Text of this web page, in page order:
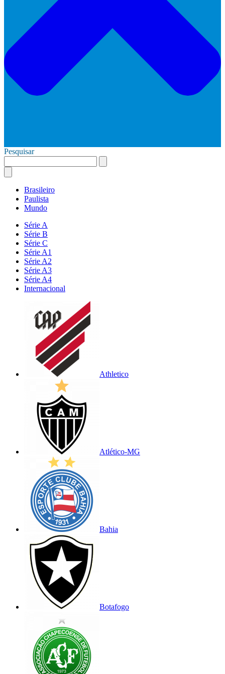
Pesquisar
Brasileiro
Paulista
Mundo
Série A
Série B
Série C
Série A1
Série A2
Série A3
Série A4
Internacional
Athletico
Atlético-MG
Bahia
Botafogo